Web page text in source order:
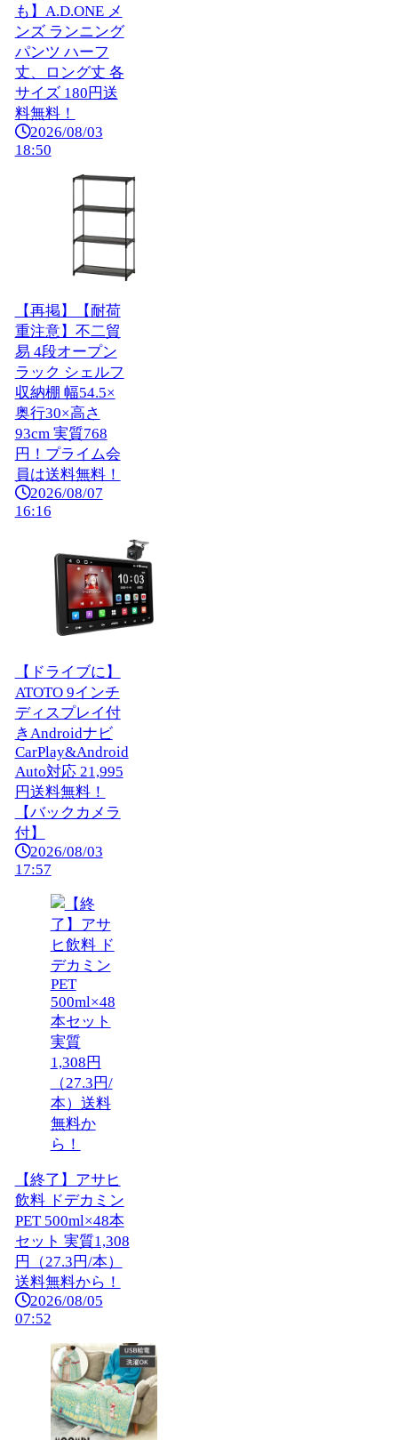
も】A.D.ONE メ
ンズ ランニング
パンツ ハーフ
丈、ロング丈 各
サイズ 180円送
料無料！
2026/08/03
18:50
【再掲】【耐荷
重注意】不二貿
易 4段オープン
ラック シェルフ
収納棚 幅54.5×
奥行30×高さ
93cm 実質768
円！プライム会
員は送料無料！
2026/08/07
16:16
【ドライブに】
ATOTO 9インチ
ディスプレイ付
きAndroidナビ
CarPlay&Android
Auto対応 21,995
円送料無料！
【バックカメラ
付】
2026/08/03
17:57
【終了】アサヒ
飲料 ドデカミン
PET 500ml×48本
セット 実質1,308
円（27.3円/本）
送料無料から！
2026/08/05
07:52